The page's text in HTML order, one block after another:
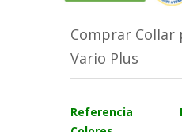
Comprar Collar
Vario Plus
Referencia